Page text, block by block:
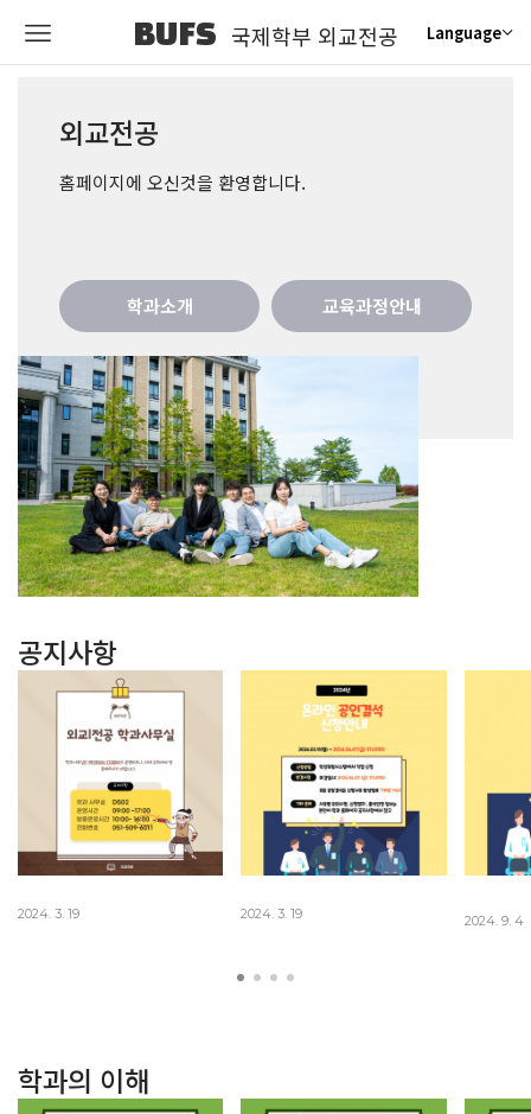
BUFS 국제학부 외교전공 Language
외교전공
홈페이지에 오신것을 환영합니다.
학과소개 교육과정안내
공지사항
2024. 3. 19 2024. 3. 19 2024. 9. 4
학과의 이해